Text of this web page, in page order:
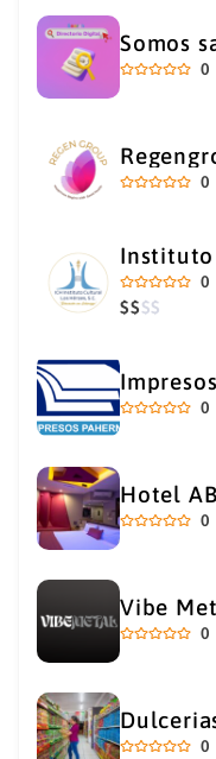
Somos
0
0
0
$$$$
0
Hotel
0
0
0